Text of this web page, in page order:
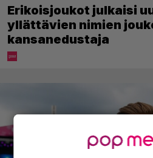
Erikoisjoukot julkaisi
yllättävien nimien
kansanedustaja